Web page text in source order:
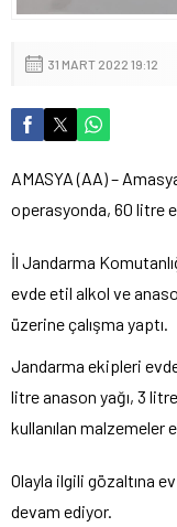
31 MART 2022 19:12
AMASYA (AA) –
operasyonda, 60 litre
İl Jandarma
evde etil alkol ve
üzerine çalışma yaptı.
Jandarma ekipleri
litre anason yağı, 3
kullanılan malzemeler
Olayla ilgili gözaltına
devam ediyor.